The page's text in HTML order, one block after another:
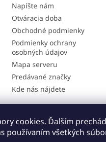
cookies. Ďalším
používaním všetkých
Napíšte nám
Otváracia doba
Obchodné podmienky
Podmienky ochrany
osobných údajov
Mapa serveru
Predávané značky
Kde nás nájdete
na servis Napíšte